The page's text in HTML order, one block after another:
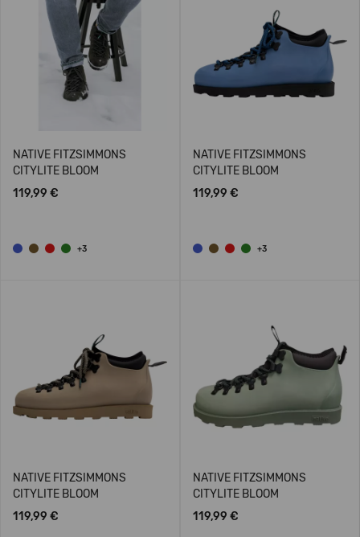
NATIVE FITZSIMMONS
CITYLITE BLOOM
119,99 €
+3
NATIVE FITZSIMMONS
CITYLITE BLOOM
119,99 €
+3
NATIVE FITZSIMMONS
CITYLITE BLOOM
119,99 €
NATIVE FITZSIMMONS
CITYLITE BLOOM
119,99 €